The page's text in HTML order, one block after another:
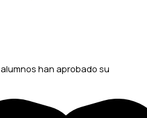
han aprobado su